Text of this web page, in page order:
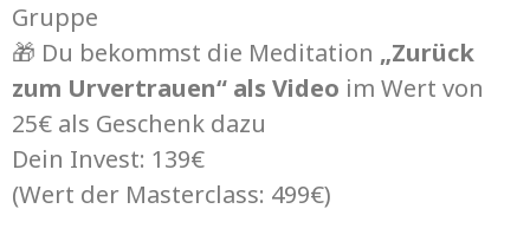
Gruppe
🎁 Du bekommst die Meditation „Zurück
zum Urvertrauen“ als Video im Wert von
25€ als Geschenk dazu
Dein Invest: 139€
(Wert der Masterclass: 499€)